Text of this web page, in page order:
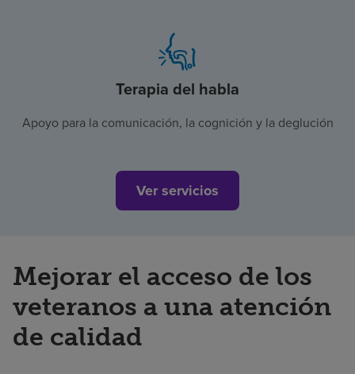
Terapia del habla
Apoyo para la comunicación, la cognición y la deglución
Ver servicios
Mejorar el acceso de los
veteranos a una atención
de calidad